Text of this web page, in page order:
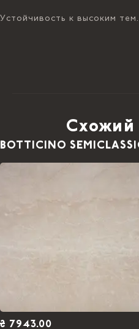
ПОЛИРОВАННЫЙ
Схожий
BOTTICINO
₴ 7943.00